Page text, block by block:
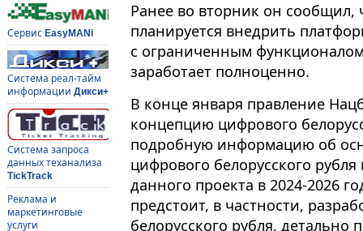
Сервис EasyMANi
Система реал-тайм
информации Дикси+
Система запроса
данных теханализа
TickTrack
Реклама и
маркетинговые
услуги
Ранее во вторник он сообщил,
планируется внедрить
с ограниченным
заработает полноценно.
В конце января правление
концепцию цифрового
подробную информацию об
цифрового белорусского
данного проекта в 2024-2026
предстоит, в частности,
белорусского рубля,